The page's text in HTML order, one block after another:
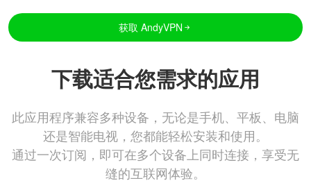
获取 AndyVPN
下载适合您需求的应用
此应用程序兼容多种设备，无论是手机、平板、电脑
还是智能电视，您都能轻松安装和使用。
通过一次订阅，即可在多个设备上同时连接，享受无
缝的互联网体验。